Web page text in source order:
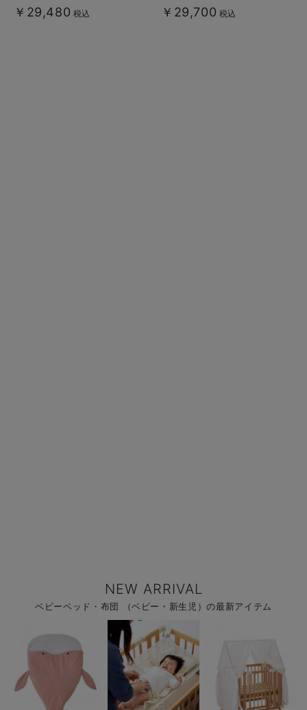
RUFFLE
￥29,480 税込 ￥29,700 税込
NEW ARRIVAL
ベビーベッド・布団 （ベビー・新生児）の最新アイテム